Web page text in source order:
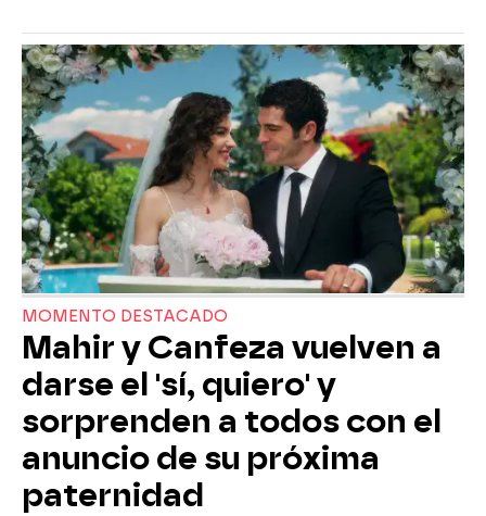
MOMENTO DESTACADO
Mahir y Canfeza vuelven a
darse el 'sí, quiero' y
sorprenden a todos con el
anuncio de su próxima
paternidad